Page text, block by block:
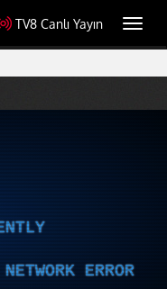
TV8 Canlı Yayın
ERROR